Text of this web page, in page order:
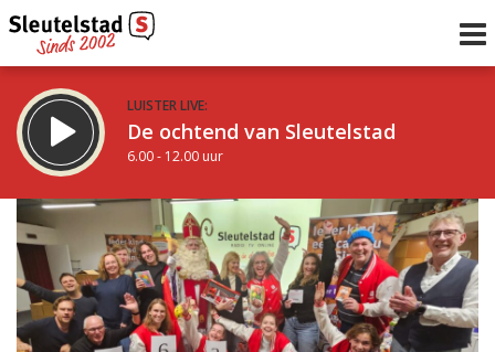
LUISTER LIVE:
De ochtend van Sleutelstad
6.00 - 12.00 uur
STRAKS:
De middag van Sleutelstad
12.00 - 18.00 uur
Vorig uur
uur 1 van 0 Volgend uur
Inklappen